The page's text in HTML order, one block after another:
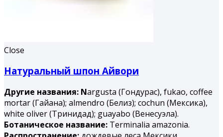
Close
Натуральный шпон Айвори
Другие названия: Nargusta (Гондурас), fukao, coffee
mortar (Гайана); almendro (Белиз); cochun (Мексика),
white oliver (Тринидад); guayabo (Венесуэла).
Ботаническое название: Terminalia amazonia.